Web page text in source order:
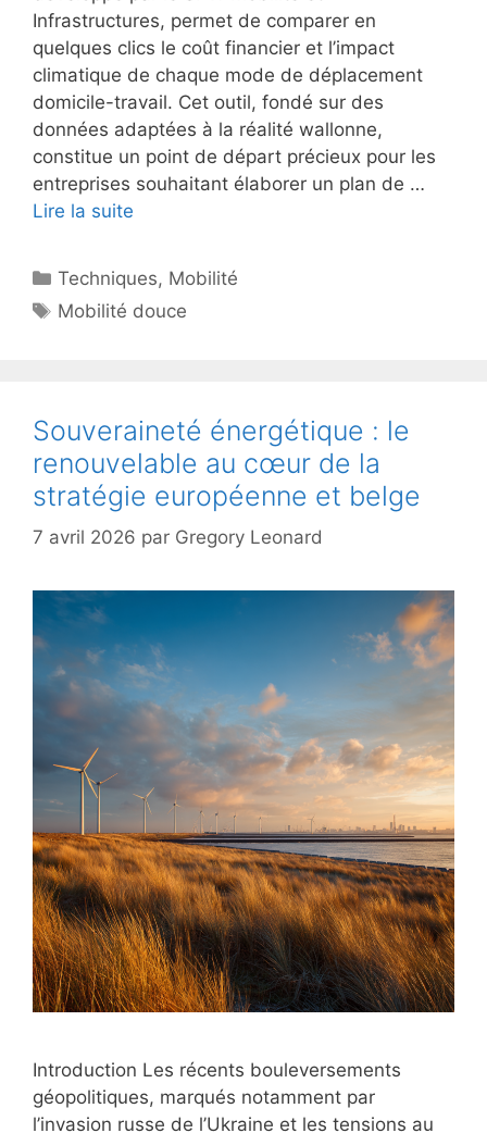
Infrastructures, permet de comparer en
quelques clics le coût financier et l’impact
climatique de chaque mode de déplacement
domicile-travail. Cet outil, fondé sur des
données adaptées à la réalité wallonne,
constitue un point de départ précieux pour les
entreprises souhaitant élaborer un plan de …
Lire la suite
Catégories
Techniques, Mobilité
Étiquettes
Mobilité douce
Souveraineté énergétique : le
renouvelable au cœur de la
stratégie européenne et belge
7 avril 2026 par Gregory Leonard
Introduction Les récents bouleversements
géopolitiques, marqués notamment par
l’invasion russe de l’Ukraine et les tensions au